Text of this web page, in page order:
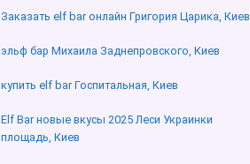
Заказать elf bar онлайн Григория Царика, Киев
эльф бар Михаила Заднепровского, Киев
купить elf bar Госпитальная, Киев
Elf Bar новые вкусы 2025 Леси Украинки
площадь, Киев